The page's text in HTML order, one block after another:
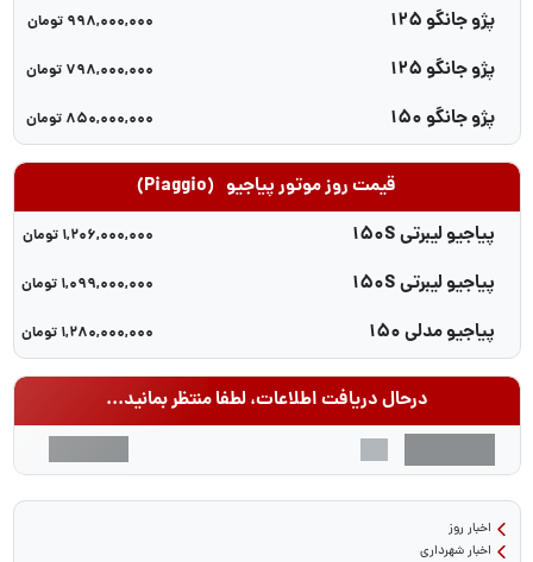
اخبار روز
اخبار شهرداری
پژو جانگو 125 998,000,000 تومان
پژو جانگو 125 798,000,000 تومان
پژو جانگو 150 850,000,000 تومان
قیمت روز موتور پیاجیو (piaggio)
پیاجیو لیبرتی 150S
1,206,000,000 تومان
پیاجیو لیبرتی 150S 1,099,000,000 تومان
پیاجیو مدلی 150 1,280,000,000 تومان
درحال دریافت اطلاعات، لطفا منتظر بمانید...